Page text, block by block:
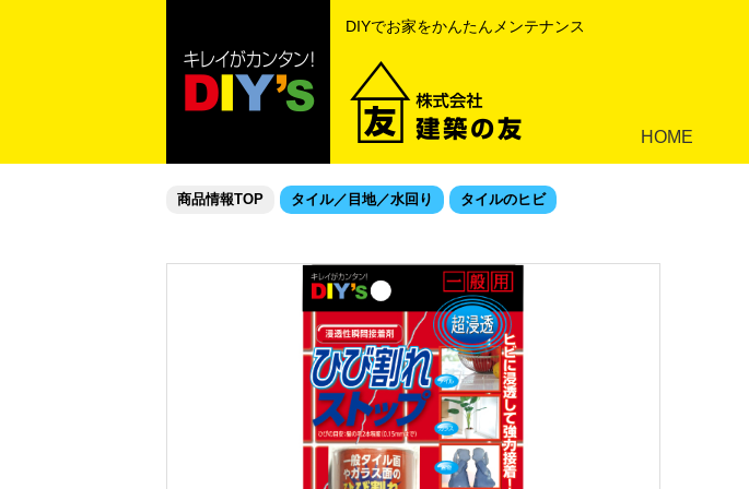
DIYでお家をかんたんメンテナンス
HOME
商品情報TOP タイル／目地／水回り タイルのヒビ